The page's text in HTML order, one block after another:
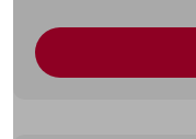
製品TOP